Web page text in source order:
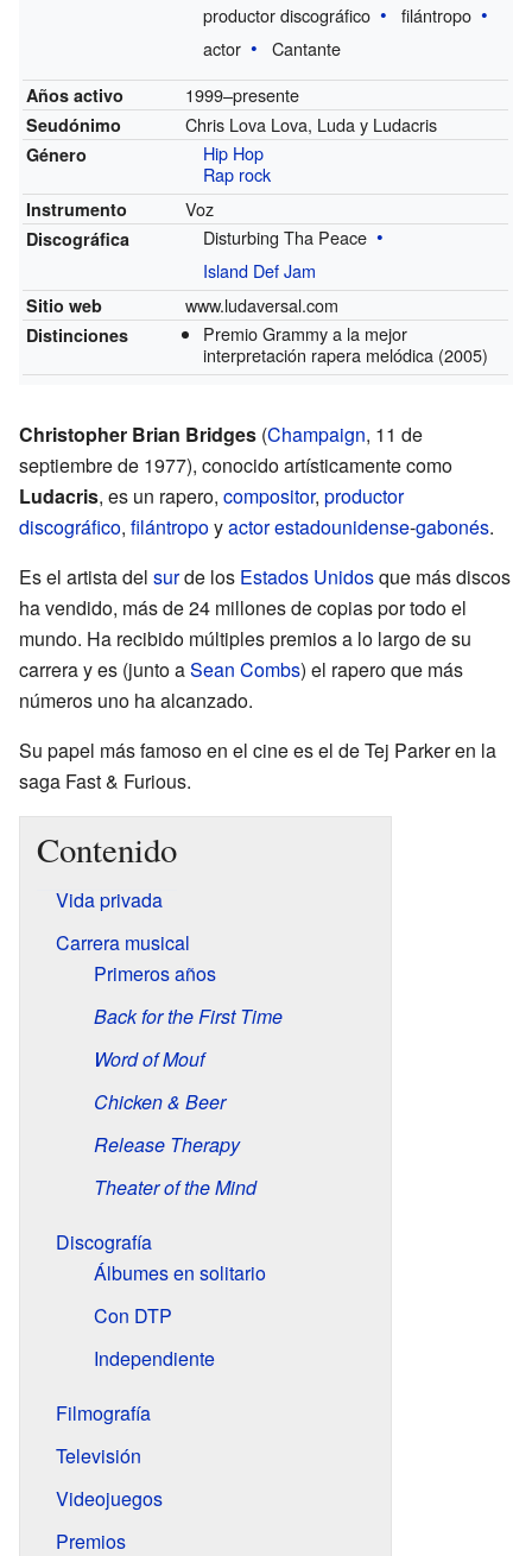
productor discográfico
filántropo
actor
Cantante
Años activo 1999–presente
Seudónimo Chris Lova Lova, Luda y Ludacris
Género
Hip Hop
Rap rock
Instrumento Voz
Discográfica
Disturbing Tha Peace
Island Def Jam
Sitio web www.ludaversal.com
Distinciones
Premio Grammy a la mejor
interpretación rapera melódica (2005)
Christopher Brian Bridges (Champaign, 11 de
septiembre de 1977), conocido artísticamente como
Ludacris, es un rapero, compositor, productor
discográfico, filántropoyactorestadounidense-gabonés.
Es el artista del surde los Estados Unidosque más discos
ha vendido, más de 24 millones de copias por todo el
mundo. Ha recibido múltiples premios a lo largo de su
carrera y es (junto aSean Combs) el rapero que más
números uno ha alcanzado.
Su papel más famoso en el cine es el de Tej Parker en la
saga Fast & Furious.
Contenido
Vida privada
Carrera musical
Primeros años
Back for the First Time
Word of Mouf
Chicken & Beer
Release Therapy
Theater of the Mind
Discografía
Álbumes en solitario
Con DTP
Independiente
Filmografía
Televisión
Videojuegos
Premios